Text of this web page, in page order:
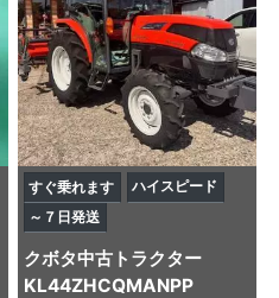
すぐ乗れます
ハイスピード
～７日発送
クボタ中古トラクター
KL44ZHCQMANPP